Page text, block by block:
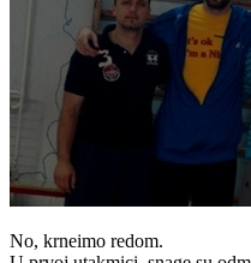
No, krneimo redom.